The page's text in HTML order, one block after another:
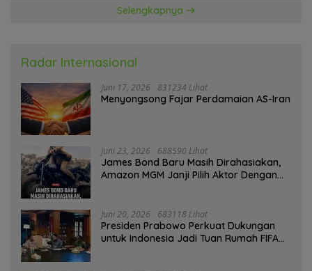
Selengkapnya
Radar Internasional
Juni 17, 2026 831234 Lihat
Menyongsong Fajar Perdamaian AS-Iran
Juni 23, 2026 688590 Lihat
James Bond Baru Masih Dirahasiakan,
Amazon MGM Janji Pilih Aktor Dengan
Juni 20, 2026 683118 Lihat
Presiden Prabowo Perkuat Dukungan
untuk Indonesia Jadi Tuan Rumah FIFA